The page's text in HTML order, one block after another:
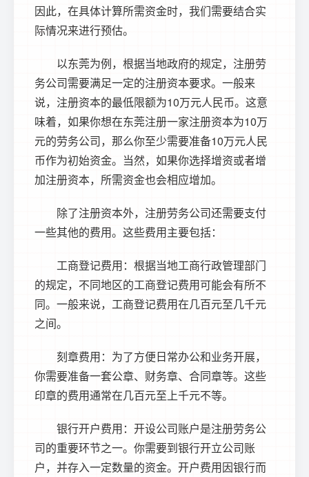
因此，在具体计算所需资金时，我们需要结合实
际情况来进行预估。
以东莞为例，根据当地政府的规定，注册劳
务公司需要满足一定的注册资本要求。一般来
说，注册资本的最低限额为10万元人民币。这意
味着，如果你想在东莞注册一家注册资本为10万
元的劳务公司，那么你至少需要准备10万元人民
币作为初始资金。当然，如果你选择增资或者增
加注册资本，所需资金也会相应增加。
除了注册资本外，注册劳务公司还需要支付
一些其他的费用。这些费用主要包括：
工商登记费用：根据当地工商行政管理部门
的规定，不同地区的工商登记费用可能会有所不
同。一般来说，工商登记费用在几百元至几千元
之间。
刻章费用：为了方便日常办公和业务开展，
你需要准备一套公章、财务章、合同章等。这些
印章的费用通常在几百元至上千元不等。
银行开户费用：开设公司账户是注册劳务公
司的重要环节之一。你需要到银行开立公司账
户，并存入一定数量的资金。开户费用因银行而